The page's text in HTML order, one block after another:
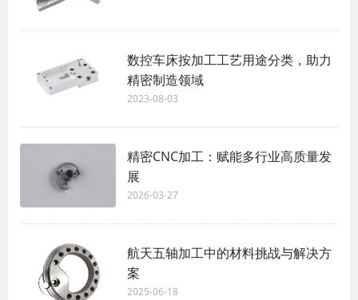
数控车床按加工工艺用途分类，助力
精密制造领域
2023-08-03
精密CNC加工：赋能多行业高质量发
展
2026-03-27
航天五轴加工中的材料挑战与解决方
案
2025-06-18